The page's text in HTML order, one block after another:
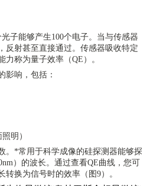
光子能够产生100个电子。当与传感器
反射甚至直接通过。传感器吸收特定
称为量子效率（QE）。
影响，包括：
明）
。*常用于科学成像的硅探测器能够探
）的波长。通过查看QE曲线，您可
转换为信号时的效率（图9）。